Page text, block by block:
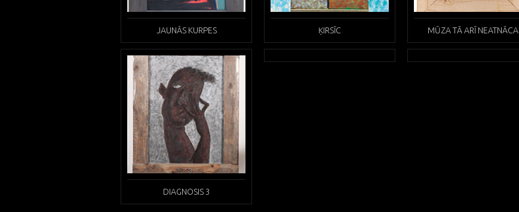
JAUNĀS KURPES ĶIRSĪC MŪZA TĀ ARĪ NEATNĀCA
DIAGNOSIS 3